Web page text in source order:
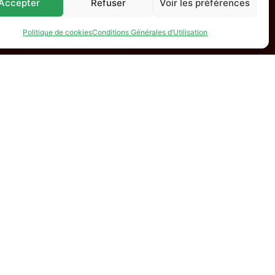
Refuser Voir les préférences
Politique de cookiesConditions Générales d’Utilisation